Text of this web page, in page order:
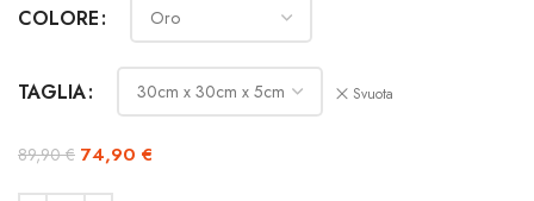
COLORE
TAGLIA Svuota
89,90€ 74,90 €